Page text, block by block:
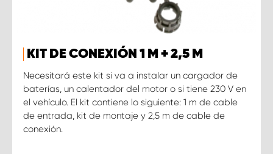
KIT DE CONEXIÓN 1 M + 2,5 M
Necesitará este kit si va a instalar un cargador de
baterías, un calentador del motor o si tiene 230 V en
el vehículo. El kit contiene lo siguiente: 1 m de cable
de entrada, kit de montaje y 2,5 m de cable de
conexión.